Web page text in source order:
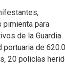
pimienta para
de la Guardia
portuaria de
20 policías